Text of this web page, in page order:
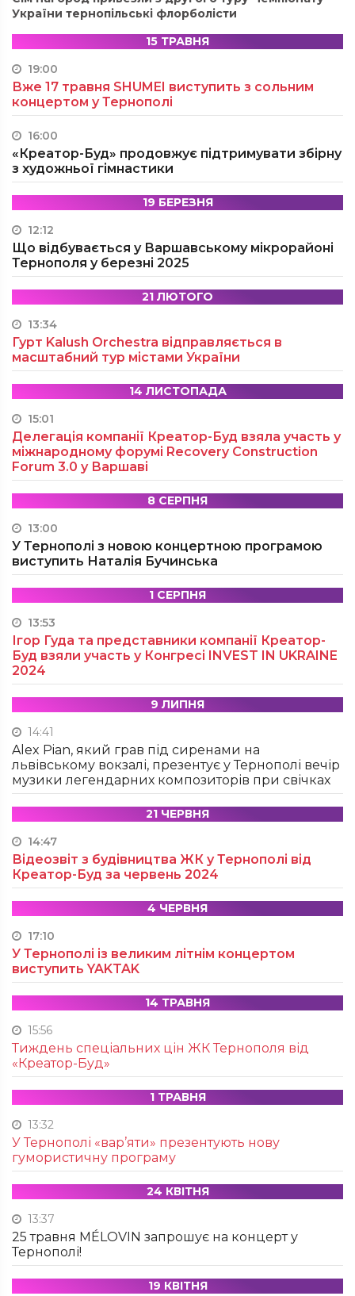
України тернопільські флорболісти
15 ТРАВНЯ
19:00
Вже 17 травня SHUMEI виступить з сольним
концертом у Тернополі
16:00
«Креатор-Буд» продовжує підтримувати збірну
з художньої гімнастики
19 БЕРЕЗНЯ
12:12
Що відбувається у Варшавському мікрорайоні
Тернополя у березні 2025
21 ЛЮТОГО
13:34
Гурт Kalush Orchestra відправляється в
масштабний тур містами України
14 ЛИСТОПАДА
15:01
Делегація компанії Креатор-Буд взяла участь у
міжнародному форумі Recovery Construction
Forum 3.0 у Варшаві
8 СЕРПНЯ
13:00
У Тернополі з новою концертною програмою
виступить Наталія Бучинська
1 СЕРПНЯ
13:53
Ігор Гуда та представники компанії Креатор-
Буд взяли участь у Конгресі INVEST IN UKRAINE
2024
9 ЛИПНЯ
14:41
Alex Pian, який грав під сиренами на
львівському вокзалі, презентує у Тернополі вечір
музики легендарних композиторів при свічках
21 ЧЕРВНЯ
14:47
Відеозвіт з будівництва ЖК у Тернополі від
Креатор-Буд за червень 2024
4 ЧЕРВНЯ
17:10
У Тернополі із великим літнім концертом
виступить YAKTAK
14 ТРАВНЯ
15:56
Тиждень спеціальних цін ЖК Тернополя від
«Креатор-Буд»
1 ТРАВНЯ
13:32
У Тернополі «вар’яти» презентують нову
гумористичну програму
24 КВІТНЯ
13:37
25 травня MÉLOVIN запрошує на концерт у
Тернополі!
19 КВІТНЯ